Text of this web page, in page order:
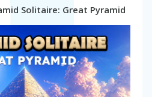
Solitaire: Great Pyramid